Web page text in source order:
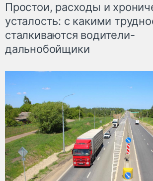
Простои, расходы и
усталость: с какими
сталкиваются водители-
дальнобойщики